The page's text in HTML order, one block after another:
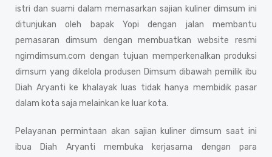
istri dan suami dalam memasarkan sajian kuliner dimsum ini
ditunjukan oleh bapak Yopi dengan jalan membantu
pemasaran dimsum dengan membuatkan website resmi
ngimdimsum.com dengan tujuan memperkenalkan produksi
dimsum yang dikelola produsen Dimsum dibawah pemilik ibu
Diah Aryanti ke khalayak luas tidak hanya membidik pasar
dalam kota saja melainkan ke luar kota.
Pelayanan permintaan akan sajian kuliner dimsum saat ini
ibua Diah Aryanti membuka kerjasama dengan para